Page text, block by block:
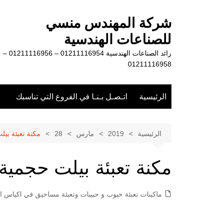
شركة المهندس منسي
للصناعات الهندسية
رائد الصناعات الهندسية 01211116954 – 01211116956 –
01211116958
الرئيسية اتـصـل بـنـا في الفروع التي تناسبك
الرئيسية 2019 مارس 28 مكنة تعبئة
مكنة تعبئة بيلت
ماكينات تعبئة حبوب و حبيبات وتعبئة مساحيق في اكياس